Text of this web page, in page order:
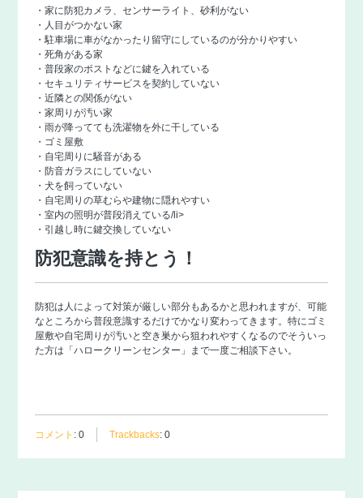
・家に防犯カメラ、センサーライト、砂利がない
・人目がつかない家
・駐車場に車がなかったり留守にしているのが分かりやすい
・死角がある家
・普段家のポストなどに鍵を入れている
・セキュリティサービスを契約していない
・近隣との関係がない
・家周りが汚い家
・雨が降ってても洗濯物を外に干している
・ゴミ屋敷
・自宅周りに騒音がある
・防音ガラスにしていない
・犬を飼っていない
・自宅周りの草むらや建物に隠れやすい
・室内の照明が普段消えている/li>
・引越し時に鍵交換していない
防犯意識を持とう！
防犯は人によって対策が厳しい部分もあるかと思われますが、可能
なところから普段意識するだけでかなり変わってきます。特にゴミ
屋敷や自宅周りが汚いと空き巣から狙われやすくなるのでそういっ
た方は「 ハロークリーンセンター 」まで一度ご相談下さい。
コメント : 0 Trackbacks: 0